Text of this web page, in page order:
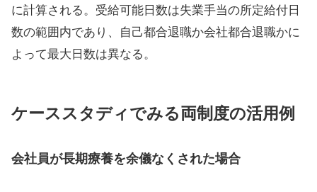
に計算される。受給可能日数は失業手当の所定給付日
数の範囲内であり、自己都合退職か会社都合退職かに
よって最大日数は異なる。
ケーススタディでみる両制度の活用例
会社員が長期療養を余儀なくされた場合